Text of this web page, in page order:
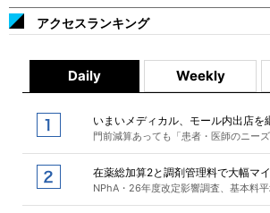
アクセスランキング
Daily Weekly
いまいメディカル、モール内出店を
門前減算あっても「患者・医師のニーズ
在薬総加算2と調剤管理料で大幅マ
NPhA・26年度改定影響調査、基本料